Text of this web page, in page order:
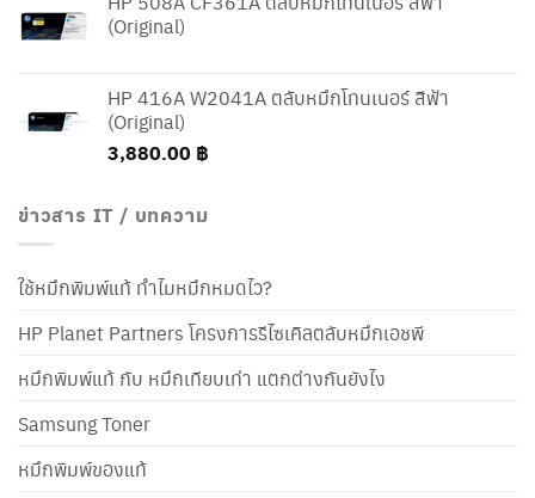
(Original)
HP 416A W2041A ตลับหมึกโทนเนอร์ สีฟ้า
(Original)
3,880.00 ฿
ข่าวสาร IT / บทความ
ใช้หมึกพิมพ์แท้ ทำไมหมึกหมดไว?
HP Planet Partners โครงการรีไซเคิลตลับหมึกเอชพี
หมึกพิมพ์แท้ กับ หมึกเทียบเท่า แตกต่างกันยังไง
Samsung Toner
หมึกพิมพ์ของแท้